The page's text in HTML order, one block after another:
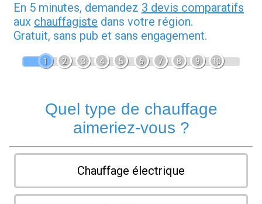
En 5 minutes, demandez 3 devis comparatifs
aux chauffagiste dans votre région.
Gratuit, sans pub et sans engagement.
1 2 3 4 5 6 7 8 9 10
Quel type de chauffage
aimeriez-vous ?
Chauffage électrique